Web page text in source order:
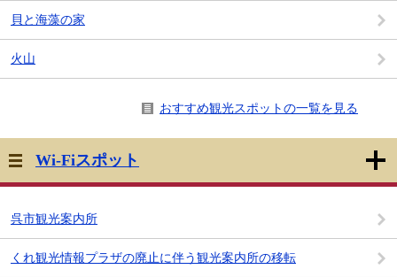
貝と海藻の家
火山
おすすめ観光スポットの一覧を見る
Wi-Fiスポット
呉市観光案内所
くれ観光情報プラザの廃止に伴う観光案内所の移転